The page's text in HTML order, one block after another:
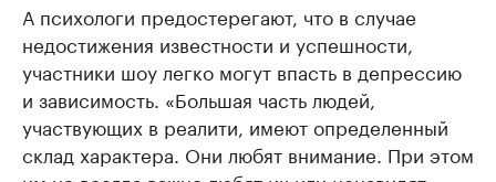
А психологи предостерегают, что в случае
недостижения известности и успешности,
участники шоу легко могут впасть в депрессию
и зависимость. «Большая часть людей,
участвующих в реалити, имеют определенный
склад характера. Они любят внимание. При этом